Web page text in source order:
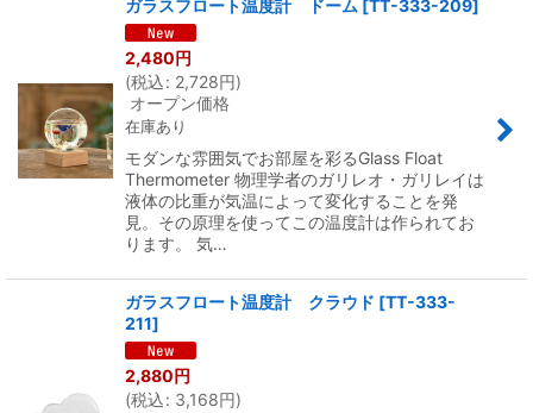
ガラスフロート温度計 ドーム [TT-333-209]
2,480円
(税込: 2,728円)
オープン価格
在庫あり
モダンな雰囲気でお部屋を彩るGlass Float
Thermometer 物理学者のガリレオ・ガリレイは
液体の比重が気温によって変化することを発
見。その原理を使ってこの温度計は作られてお
ります。 気…
ガラスフロート温度計 クラウド [TT-333-
211]
2,880円
(税込: 3,168円)